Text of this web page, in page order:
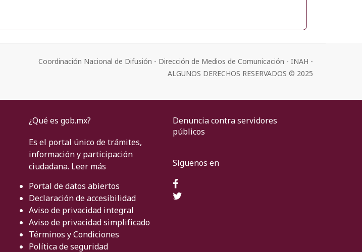
Coordinación Nacional de Difusión - Dirección de Medios de Comunicación - INAH -
ALGUNOS DERECHOS RESERVADOS © 2025
¿Qué es gob.mx?
Es el portal único de trámites,
información y participación
ciudadana. Leer más
Portal de datos abiertos
Declaración de accesibilidad
Aviso de privacidad integral
Aviso de privacidad simplificado
Términos y Condiciones
Política de seguridad
Denuncia contra servidores
públicos
Síguenos en